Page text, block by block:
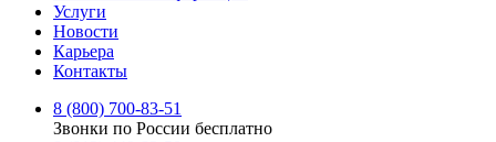
Услуги
Новости
Карьера
Контакты
8 (800) 700-83-51
Звонки по России бесплатно